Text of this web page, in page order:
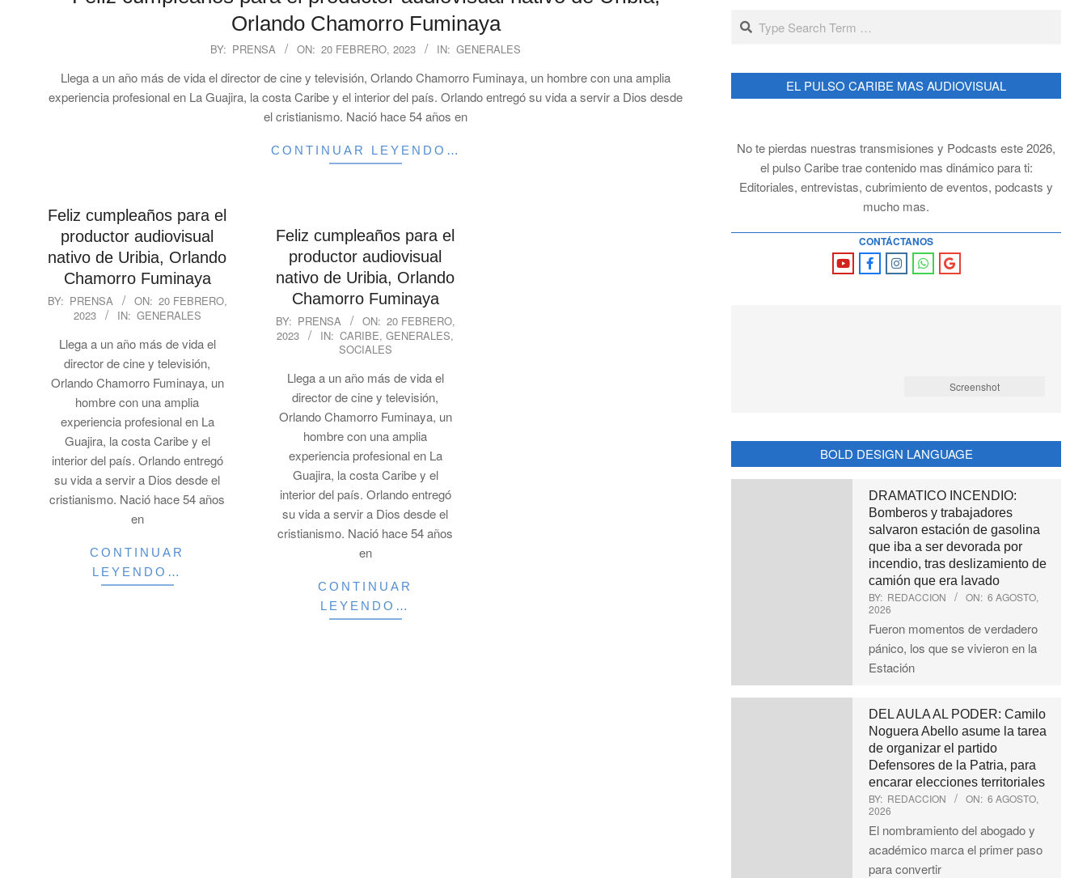
Orlando Chamorro Fuminaya
BY: PRENSA ON: 20 FEBRERO, 2023 IN: GENERALES
Llega a un año más de vida el director de cine y televisión, Orlando Chamorro Fuminaya, un hombre con una amplia
experiencia profesional en La Guajira, la costa Caribe y el interior del país. Orlando entregó su vida a servir a Dios desde
el cristianismo. Nació hace 54 años en
CONTINUAR LEYENDO…
Feliz cumpleaños para el
productor audiovisual
nativo de Uribia, Orlando
Chamorro Fuminaya
2023-
BY: PRENSA ON: 20 FEBRERO,
2023
IN: GENERALES
Llega a un año más de vida el
director de cine y televisión,
Orlando Chamorro Fuminaya, un
hombre con una amplia
experiencia profesional en La
Guajira, la costa Caribe y el
interior del país. Orlando entregó
su vida a servir a Dios desde el
cristianismo. Nació hace 54 años
en
CONTINUAR
LEYENDO…
Feliz cumpleaños para el
productor audiovisual
nativo de Uribia, Orlando
Chamorro Fuminaya
2023-
02-
BY: PRENSA ON: 20 FEBRERO,
2023
IN: CARIBE,GENERALES,
SOCIALES
Llega a un año más de vida el
director de cine y televisión,
Orlando Chamorro Fuminaya, un
hombre con una amplia
experiencia profesional en La
Guajira, la costa Caribe y el
interior del país. Orlando entregó
su vida a servir a Dios desde el
cristianismo. Nació hace 54 años
en
CONTINUAR
LEYENDO…
Search
EL PULSO CARIBE MAS AUDIOVISUAL
No te pierdas nuestras transmisiones y Podcasts este 2026,
el pulso Caribe trae contenido mas dinámico para ti:
Editoriales, entrevistas, cubrimiento de eventos, podcasts y
mucho mas.
CONTÁCTANOS
Screenshot
BOLD DESIGN LANGUAGE
DRAMATICO INCENDIO:
Bomberos y trabajadores
salvaron estación de gasolina
que iba a ser devorada por
incendio, tras deslizamiento de
camión que era lavado
BY: REDACCION ON: 6 AGOSTO,
2026
Fueron momentos de verdadero
pánico, los que se vivieron en la
Estación
DEL AULA AL PODER: Camilo
Noguera Abello asume la tarea
de organizar el partido
Defensores de la Patria, para
encarar elecciones territoriales
BY: REDACCION ON: 6 AGOSTO,
2026
El nombramiento del abogado y
académico marca el primer paso
para convertir